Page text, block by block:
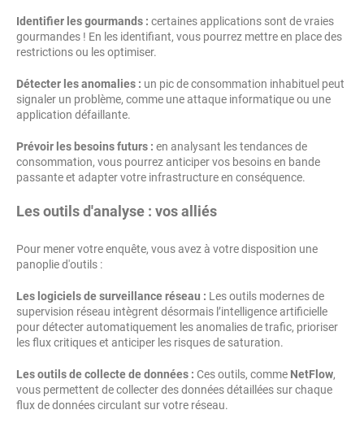
Identifier les gourmands : certaines applications sont de vraies
gourmandes ! En les identifiant, vous pourrez mettre en place des
restrictions ou les optimiser.
Détecter les anomalies : un pic de consommation inhabituel peut
signaler un problème, comme une attaque informatique ou une
application défaillante.
Prévoir les besoins futurs : en analysant les tendances de
consommation, vous pourrez anticiper vos besoins en bande
passante et adapter votre infrastructure en conséquence.
Les outils d'analyse : vos alliés
Pour mener votre enquête, vous avez à votre disposition une
panoplie d'outils :
Les logiciels de surveillance réseau : Les outils modernes de
supervision réseau intègrent désormais l’intelligence artificielle
pour détecter automatiquement les anomalies de trafic, prioriser
les flux critiques et anticiper les risques de saturation.
Les outils de collecte de données : Ces outils, comme NetFlow,
vous permettent de collecter des données détaillées sur chaque
flux de données circulant sur votre réseau.